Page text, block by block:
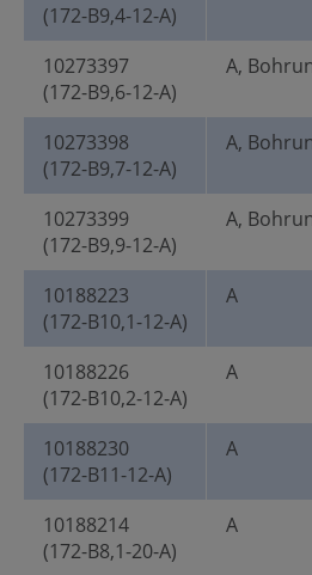
(172-B9,4-12-A)
10273397
(172-B9,6-12-A)
A,
10273398
(172-B9,7-12-A)
A,
10273399
(172-B9,9-12-A)
A,
10188223
(172-B10,1-12-A)
A
10188226
(172-B10,2-12-A)
A
10188230
(172-B11-12-A)
A
10188214
(172-B8,1-20-A)
A